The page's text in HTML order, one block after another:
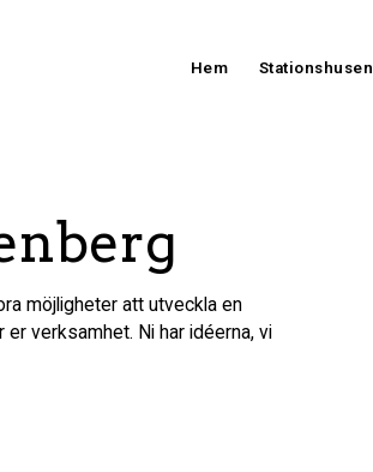
Hem Stationshusen
möjligheter att utveckla en
verksamhet. Ni har idéerna, vi